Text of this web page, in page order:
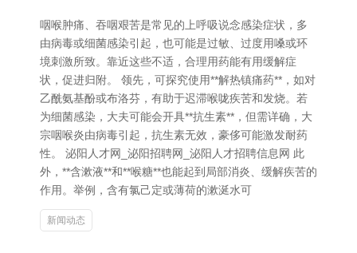
咽喉肿痛、吞咽艰苦是常见的上呼吸说念感染症状，多
由病毒或细菌感染引起，也可能是过敏、过度用嗓或环
境刺激所致。靠近这些不适，合理用药能有用缓解症
状，促进归附。 领先，可探究使用**解热镇痛药**，如对
乙酰氨基酚或布洛芬，有助于迟滞喉咙疾苦和发烧。若
为细菌感染，大夫可能会开具**抗生素**，但需详确，大
宗咽喉炎由病毒引起，抗生素无效，豪侈可能激发耐药
性。 泌阳人才网_泌阳招聘网_泌阳人才招聘信息网 此
外，**含漱液**和**喉糖**也能起到局部消炎、缓解疾苦的
作用。举例，含有氯己定或薄荷的漱涎水可
新闻动态